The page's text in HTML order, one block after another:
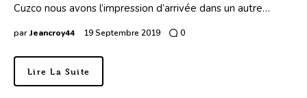
Cuzco nous avons l’impression d’arrivée dans un autre…
par Jeancroy44 19 Septembre 2019 0
Lire La Suite